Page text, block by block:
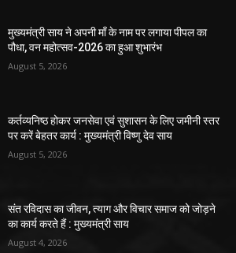
मुख्यमंत्री साय ने अपनी माँ के नाम पर लगाया पीपल का
पौधा, वन महोत्सव-2026 का हुआ शुभारंभ
August 5, 2026
कर्तव्यनिष्ठ होकर जनसेवा एवं सुशासन के लिए जमीनी स्तर
पर करें बेहतर कार्य : मुख्यमंत्री विष्णु देव साय
August 5, 2026
संत रविदास का जीवन, त्याग और विचार समाज को जोड़ने
का कार्य करते हैं : मुख्यमंत्री साय
August 4, 2026